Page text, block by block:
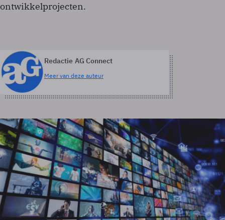
ontwikkelprojecten.
Redactie AG Connect
Meer van deze auteur